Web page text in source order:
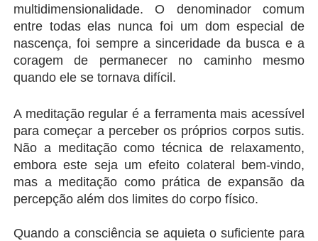
multidimensionalidade. O denominador comum
entre todas elas nunca foi um dom especial de
nascença, foi sempre a sinceridade da busca e a
coragem de permanecer no caminho mesmo
quando ele se tornava difícil.
A meditação regular é a ferramenta mais acessível
para começar a perceber os próprios corpos sutis.
Não a meditação como técnica de relaxamento,
embora este seja um efeito colateral bem-vindo,
mas a meditação como prática de expansão da
percepção além dos limites do corpo físico.
Quando a consciência se aquieta o suficiente para